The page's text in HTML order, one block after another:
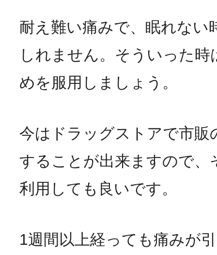
耐え難い痛みで、眠れない
しれません。そういった時
めを服用しましょう。
今はドラッグストアで市販
することが出来ますので、
利用しても良いです。
1週間以上経っても痛みが